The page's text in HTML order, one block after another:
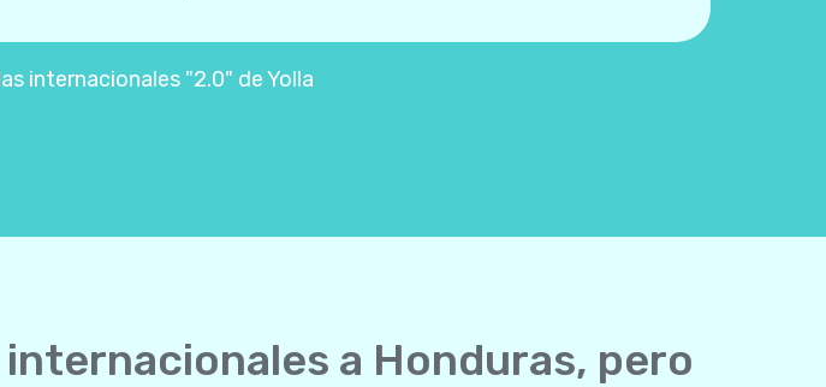
internacionales "2.0" de Yolla
a Honduras, pero